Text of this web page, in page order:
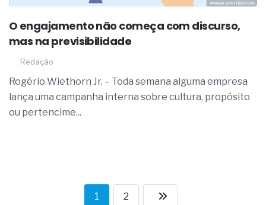
O engajamento não começa com discurso,
mas na previsibilidade
Redação
Rogério Wiethorn Jr. – Toda semana alguma empresa
lança uma campanha interna sobre cultura, propósito
ou pertencime...
1 2